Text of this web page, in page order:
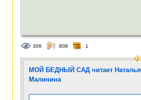
306 808 1
МОЙ БЕДНЫЙ САД читает Наталья
Малинина